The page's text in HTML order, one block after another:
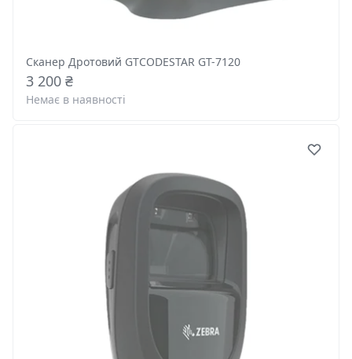
Сканер Дротовий GTCODESTAR GT-7120
3 200 ₴
Немає в наявності